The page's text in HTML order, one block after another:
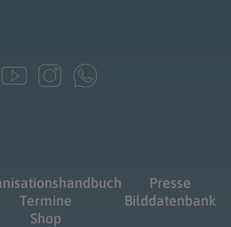
Termine
Shop
Presse
Bilddatenbank